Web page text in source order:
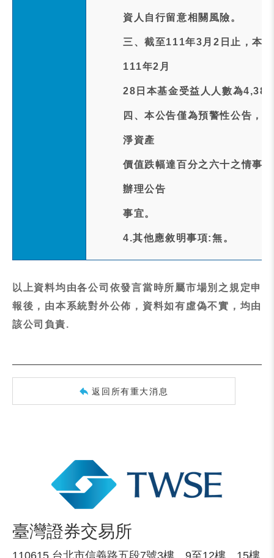
資人自行留意相關風險。
三、截至111年3月2日止，本
111年2月
28日本基金受益人人數為
四、本公告僅為預警性公告，
淨資產
價值跌幅達百分之六十之情事
辦理公告
事宜。
4.其他應敘明事項:無。
以上資料均由各公司依發言當時所屬市場別之規定申
報後，由本系統對外公佈，資料如有虛偽不實，均由
該公司負責.
返回所有重大消息
臺灣證券交易所
110615 台北市信義路五段7號3樓、9至12樓、15樓